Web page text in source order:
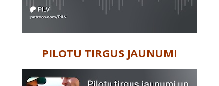
PILOTU TIRGUS JAUNUMI